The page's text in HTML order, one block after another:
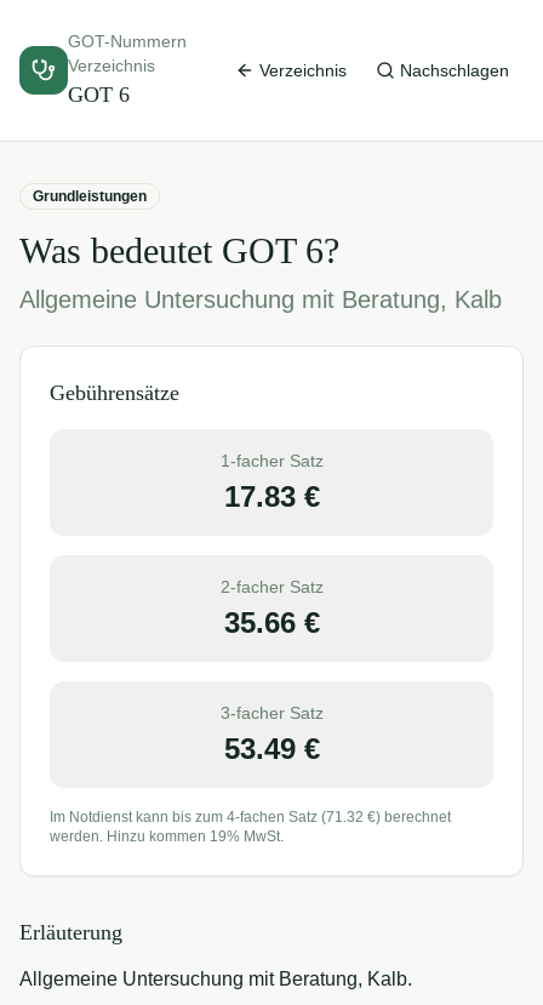
GOT-Nummern
Verzeichnis
GOT 6
Verzeichnis Nachschlagen
Grundleistungen
Was bedeutet GOT 6?
Allgemeine Untersuchung mit Beratung, Kalb
Gebührensätze
1-facher Satz
17.83€
2-facher Satz
35.66€
3-facher Satz
53.49€
Im Notdienst kann bis zum 4-fachen Satz (71.32 €) berechnet
werden. Hinzu kommen 19% MwSt.
Erläuterung
Allgemeine Untersuchung mit Beratung, Kalb.